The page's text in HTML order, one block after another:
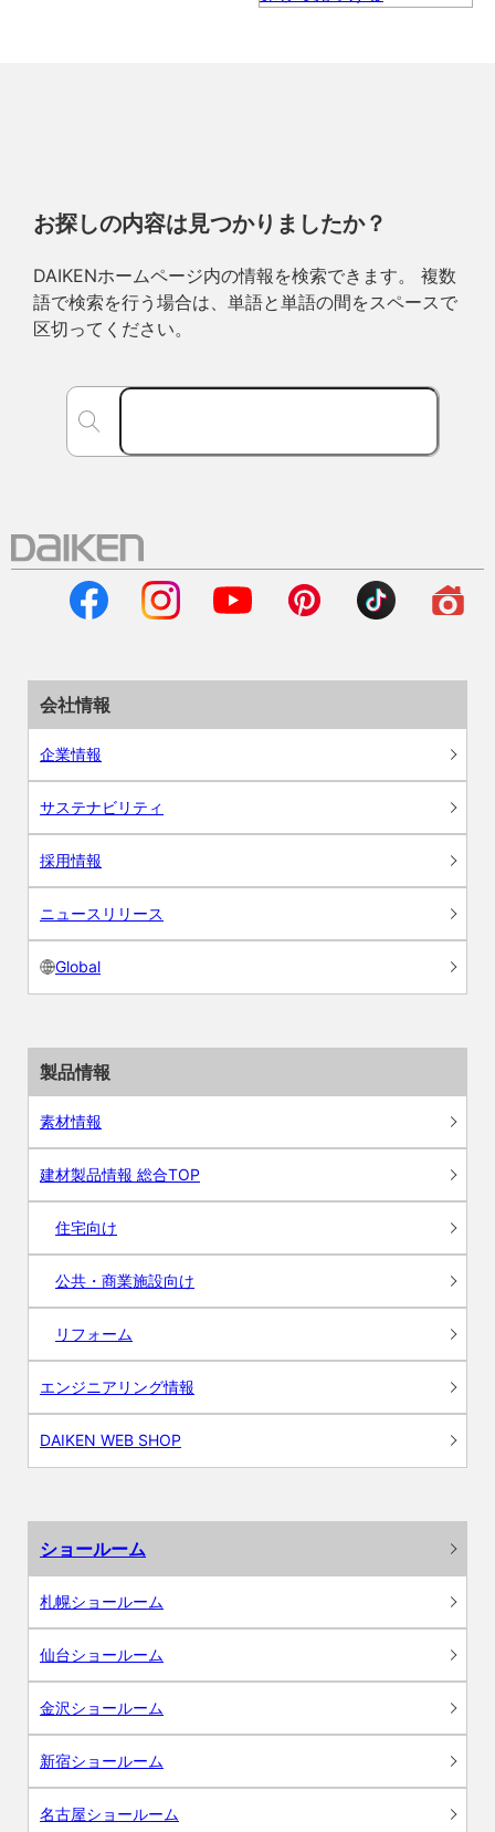
お探しの内容は見つかりましたか？
DAIKENホームページ内の情報を検索できます。 複数
語で検索を行う場合は、単語と単語の間をスペースで
区切ってください。
会社情報
企業情報
サステナビリティ
採用情報
ニュースリリース
Global
製品情報
素材情報
建材製品情報 総合TOP
住宅向け
公共・商業施設向け
リフォーム
エンジニアリング情報
DAIKEN WEB SHOP
ショールーム
札幌ショールーム
仙台ショールーム
金沢ショールーム
新宿ショールーム
名古屋ショールーム